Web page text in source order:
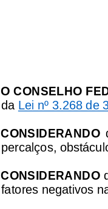
O CONSELHO
da Lei nº 3.268 de
CONSIDERANDO
percalços,
CONSIDERANDO
fatores negativos